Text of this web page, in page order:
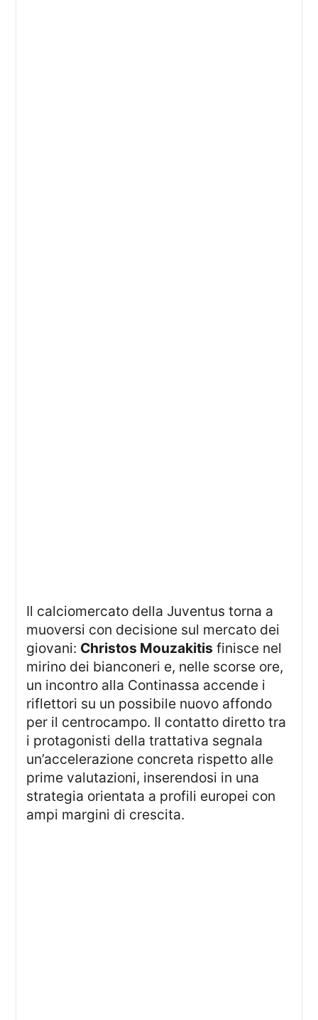
Il calciomercato della Juventus torna a
muoversi con decisione sul mercato dei
giovani: Christos Mouzakitis finisce nel
mirino dei bianconeri e, nelle scorse ore,
un incontro alla Continassa accende i
riflettori su un possibile nuovo affondo
per il centrocampo. Il contatto diretto tra
i protagonisti della trattativa segnala
un’accelerazione concreta rispetto alle
prime valutazioni, inserendosi in una
strategia orientata a profili europei con
ampi margini di crescita.